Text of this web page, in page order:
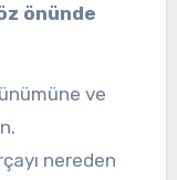
önünde
ve
nereden